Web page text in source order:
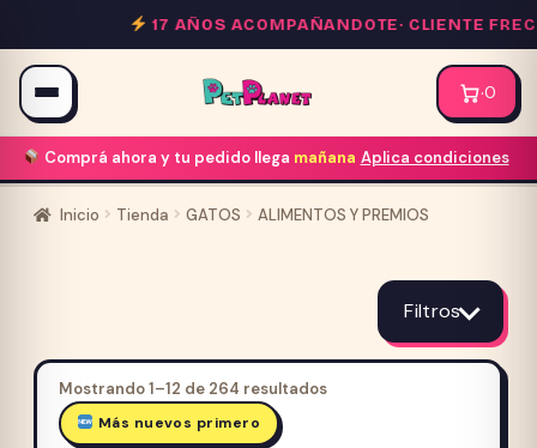
al
contenido
17 AÑOS ACOMPAÑANDOTE·CLIENTE
·0
Comprá ahora y tu pedido llega mañana Aplica condiciones
Inicio Tienda GATOS ALIMENTOS Y PREMIOS
PREMIOS
Filtros
Precio cliente frecuente
Mostrando 1–12 de 264 resultadosOrdenado
Más nuevos primero